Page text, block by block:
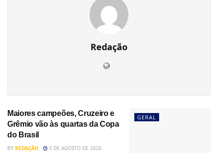
Redação
GERAL
Maiores campeões, Cruzeiro e
Grêmio vão às quartas da Copa
do Brasil
BY REDAÇÃO 5 DE AGOSTO DE 2026